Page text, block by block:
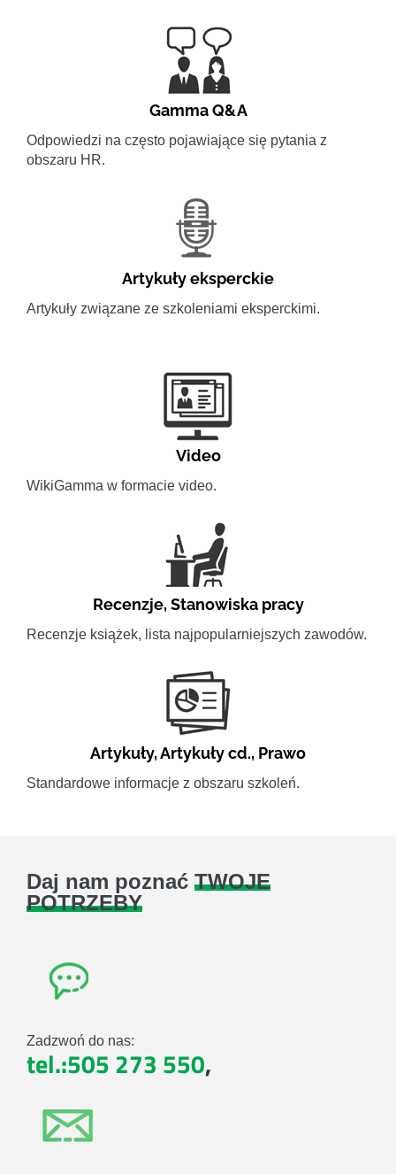
Gamma Q&A
Odpowiedzi na często pojawiające się pytania z
obszaru HR.
Artykuły eksperckie
Artykuły związane ze szkoleniami eksperckimi.
Video
WikiGamma w formacie video.
Recenzje,Stanowiska pracy
Recenzje książek, lista najpopularniejszych zawodów.
Artykuły,Artykuły cd., Prawo
Standardowe informacje z obszaru szkoleń.
Daj nam poznać TWOJE
POTRZEBY
Zadzwoń do nas:
tel.:505 273 550,